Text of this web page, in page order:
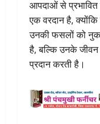
आपदाओं से प्रभावित
एक वरदान है,
उनकी फसलों को
है, बल्कि उनके जीवन
प्रदान करती है।